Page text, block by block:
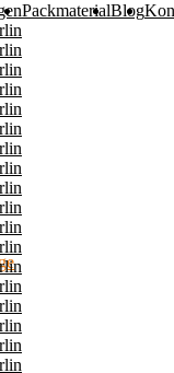
PackmaterialBlog